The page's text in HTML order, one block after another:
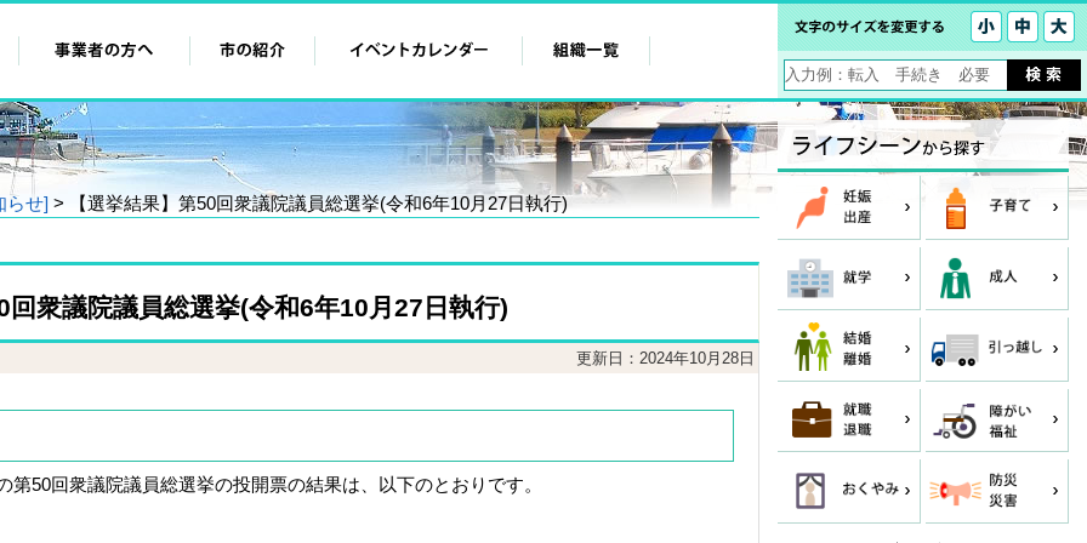
らせ] > 【選挙結果】第50回衆議院議員総選挙(令和6年10月27日執行)
回衆議院議員総選挙(令和6年10月27日執行)
更新日：2024年10月28日
第50回衆議院議員総選挙の投開票の結果は、以下のとおりです。